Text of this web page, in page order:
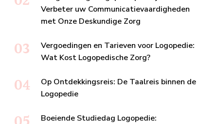
Verbeter uw Communicatievaardigheden
met Onze Deskundige Zorg
Vergoedingen en Tarieven voor Logopedie:
Wat Kost Logopedische Zorg?
Op Ontdekkingsreis: De Taalreis binnen de
Logopedie
Boeiende Studiedag Logopedie: